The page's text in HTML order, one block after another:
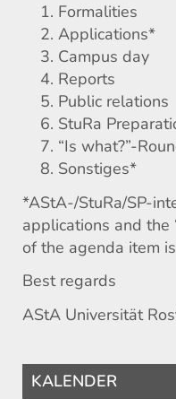
Formalities
Applications*
Campus day
Reports
Public relations
StuRa
“Is what?”-
Sonstiges*
*AStA-/StuRa/SP-
applications and the
of the agenda item
Best regards
AStA Universität
KALENDER